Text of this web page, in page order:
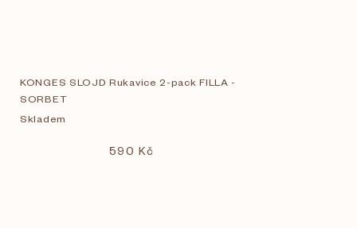
KONGES SLOJD Rukavice 2-pack FILLA -
SORBET
Skladem
590 Kč